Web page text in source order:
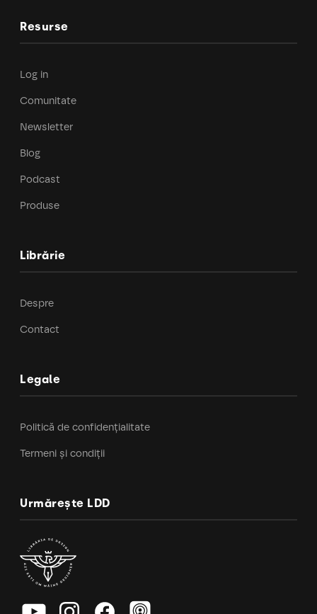
Urmărește LDD
Resurse
Log in
Comunitate
Newsletter
Blog
Podcast
Produse
Librărie
Despre
Contact
Legale
Politică de confidențialitate
Termeni și condiții